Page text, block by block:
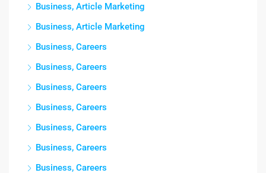
Business, Article Marketing
Business, Article Marketing
Business, Careers
Business, Careers
Business, Careers
Business, Careers
Business, Careers
Business, Careers
Business, Careers